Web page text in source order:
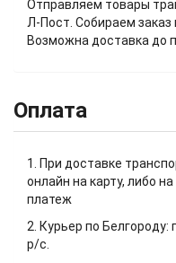
Отправляем товары
Л-Пост. Собираем заказ
Возможна доставка до
Оплата
1. При доставке
онлайн на карту, либо
платеж
2. Курьер по Белгороду:
р/с.